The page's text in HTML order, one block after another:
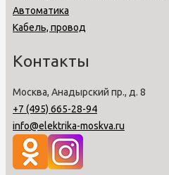
Автоматика
Кабель, провод
Контакты
Москва, Анадырский пр., д. 8
+7 (495) 665-28-94
info@elektrika-moskva.ru